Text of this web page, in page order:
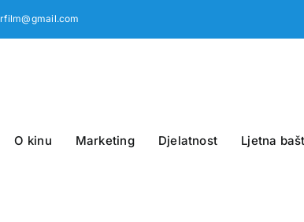
O kinu Marketing Djelatnost Ljetna